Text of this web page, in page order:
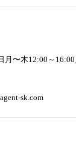
月〜木12:00～
sk.com